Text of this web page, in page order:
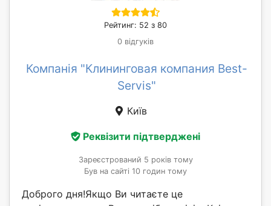
Рейтинг: 52 з 80
0 відгуків
Компанія "Клининговая компания Best-
Servis"
Київ
Реквізити підтверджені
Зареєстрований 5 років тому
Був на сайті 10 годин тому
Доброго дня!Якщо Ви читаєте це